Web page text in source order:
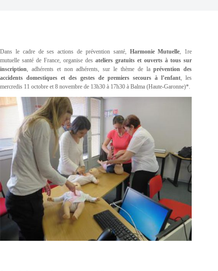
Dans le cadre de ses actions de prévention santé, Harmonie Mutuelle, 1re
mutuelle santé de France, organise desateliers gratuits et ouverts à tous sur
inscription, adhérents et non adhérents, sur le thème de laprévention des
accidents domestiques et des gestes de premiers secours à l’enfant, les
mercredis 11 octobre et 8 novembre de 13h30 à 17h30 à Balma (Haute-Garonne)*.